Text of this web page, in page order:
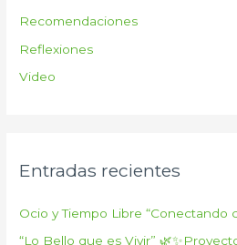
Recomendaciones
Reflexiones
Video
Entradas recientes
Ocio y Tiempo Libre “Conectando
“Lo Bello que es Vivir”